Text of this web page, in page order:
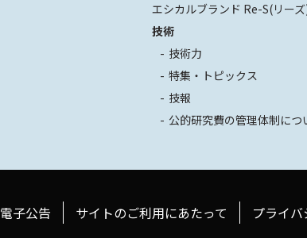
エシカルブランド Re-S(リー
技術
技術力
特集・トピックス
技報
公的研究費の管理体制につ
電子公告 サイトのご利用にあたって プライ